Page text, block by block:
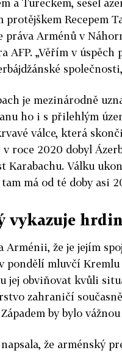
protějškem Recepem
Arménů v
AFP. „Věřím v
je mezinárodně
ho i s přilehlým
válce, která
roce 2020 dobyl
Karabachu. Válku
tam má od té doby asi
vykazuje
Arménii, že je jejím
pondělí mluvčí
jej obviňovat kvůli
zahraničí
by bylo
že arménský